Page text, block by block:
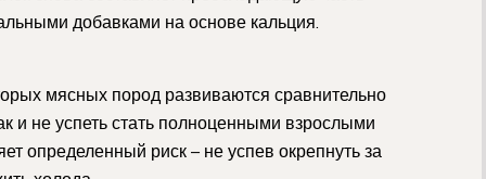
добавками на основе кальция.
мясных пород развиваются сравнительно
и не успеть стать полноценными взрослыми
определенный риск – не успев окрепнуть за